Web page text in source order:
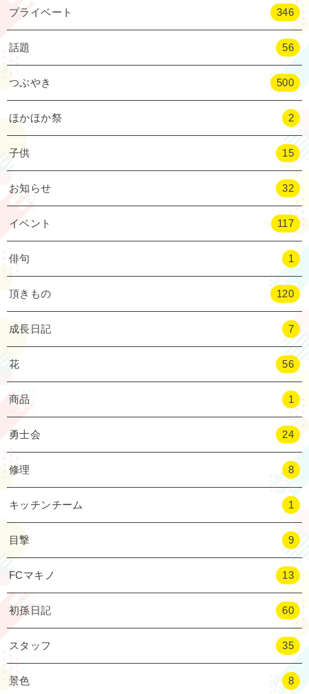
プライベート 346
話題 56
つぶやき 500
ほかほか祭 2
子供 15
お知らせ 32
イベント 117
俳句 1
頂きもの 120
成長日記 7
花 56
商品 1
勇士会 24
修理 8
キッチンチーム 1
目撃 9
FCマキノ 13
初孫日記 60
スタッフ 35
景色 8